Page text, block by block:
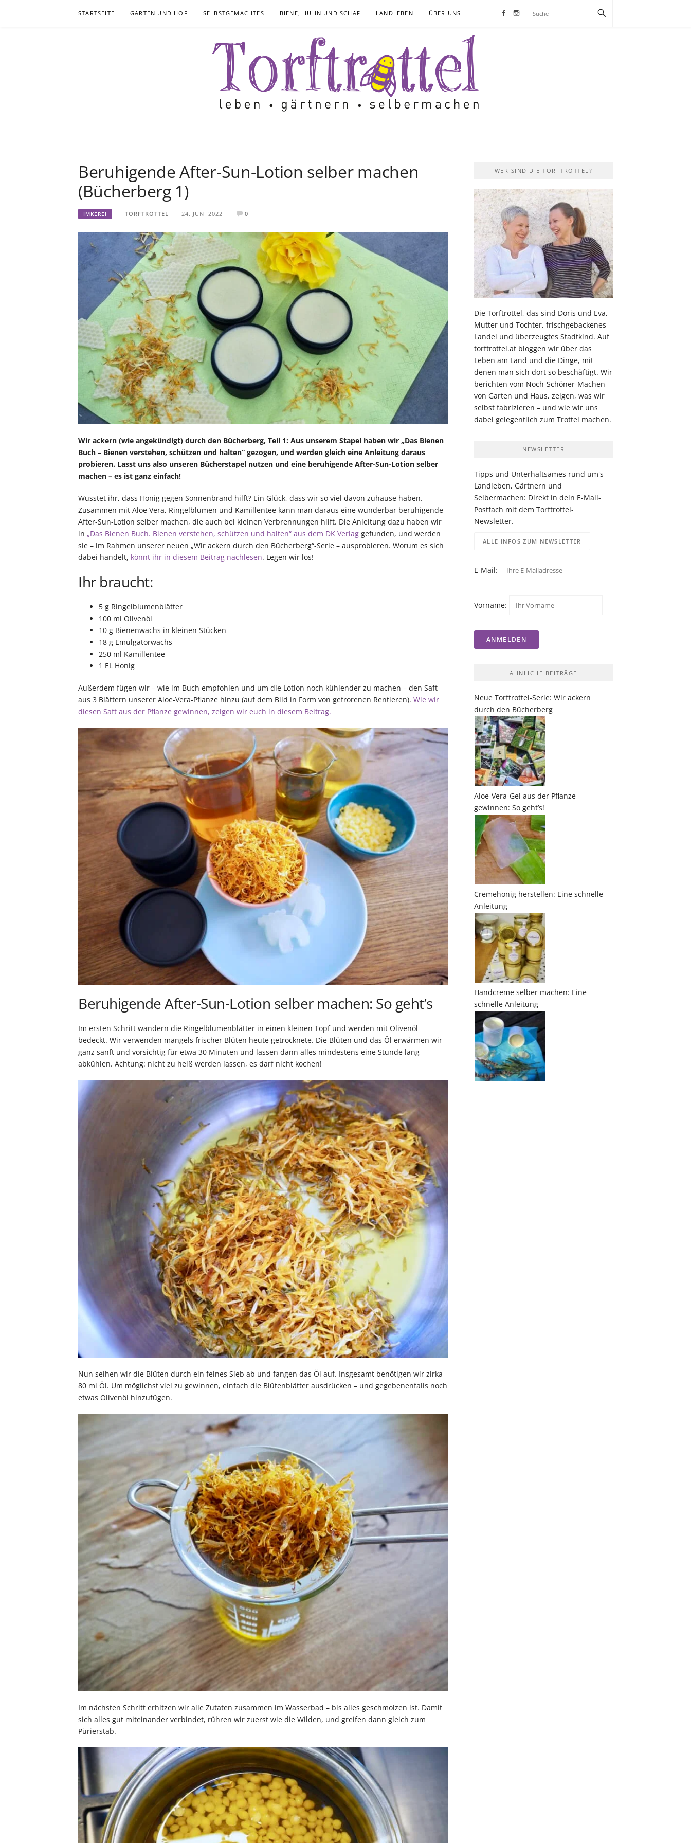
STARTSEITE GARTEN UND HOF SELBSTGEMACHTES BIENE, HUHN UND SCHAF LANDLEBEN ÜBER UNS Facebook
Instagram
Beruhigende After-Sun-Lotion selber machen
(Bücherberg 1)
IMKEREI TORFTROTTEL 24. JUNI 2022 0
Wir ackern (wie angekündigt) durch den Bücherberg, Teil 1: Aus unserem Stapel haben wir „Das Bienen
Buch – Bienen verstehen, schützen und halten“ gezogen, und werden gleich eine Anleitung daraus
probieren. Lasst uns also unseren Bücherstapel nutzen und eine beruhigende After-Sun-Lotion selber
machen – es ist ganz einfach!
Wusstet ihr, dass Honig gegen Sonnenbrand hilft? Ein Glück, dass wir so viel davon zuhause haben.
Zusammen mit Aloe Vera, Ringelblumen und Kamillentee kann man daraus eine wunderbar beruhigende
After-Sun-Lotion selber machen, die auch bei kleinen Verbrennungen hilft. Die Anleitung dazu haben wir
in „Das Bienen Buch. Bienen verstehen, schützen und halten“ aus dem DK Verlag gefunden, und werden
sie – im Rahmen unserer neuen „Wir ackern durch den Bücherberg“-Serie – ausprobieren. Worum es sich
dabei handelt, könnt ihr in diesem Beitrag nachlesen. Legen wir los!
Ihr braucht:
5 g Ringelblumenblätter
100 ml Olivenöl
10 g Bienenwachs in kleinen Stücken
18 g Emulgatorwachs
250 ml Kamillentee
1 EL Honig
Außerdem fügen wir – wie im Buch empfohlen und um die Lotion noch kühlender zu machen – den Saft
aus 3 Blättern unserer Aloe-Vera-Pflanze hinzu (auf dem Bild in Form von gefrorenen Rentieren). Wie wir
diesen Saft aus der Pflanze gewinnen, zeigen wir euch in diesem Beitrag.
Beruhigende After-Sun-Lotion selber machen: So geht’s
Im ersten Schritt wandern die Ringelblumenblätter in einen kleinen Topf und werden mit Olivenöl
bedeckt. Wir verwenden mangels frischer Blüten heute getrocknete. Die Blüten und das Öl erwärmen wir
ganz sanft und vorsichtig für etwa 30 Minuten und lassen dann alles mindestens eine Stunde lang
abkühlen. Achtung: nicht zu heiß werden lassen, es darf nicht kochen!
Nun seihen wir die Blüten durch ein feines Sieb ab und fangen das Öl auf. Insgesamt benötigen wir zirka
80 ml Öl. Um möglichst viel zu gewinnen, einfach die Blütenblätter ausdrücken – und gegebenenfalls noch
etwas Olivenöl hinzufügen.
Im nächsten Schritt erhitzen wir alle Zutaten zusammen im Wasserbad – bis alles geschmolzen ist. Damit
sich alles gut miteinander verbindet, rühren wir zuerst wie die Wilden, und greifen dann gleich zum
Pürierstab.
WER SIND DIE TORFTROTTEL?
Die Torftrottel, das sind Doris und Eva,
Mutter und Tochter, frischgebackenes
Landei und überzeugtes Stadtkind. Auf
torftrottel.at bloggen wir über das
Leben am Land und die Dinge, mit
denen man sich dort so beschäftigt. Wir
berichten vom Noch-Schöner-Machen
von Garten und Haus, zeigen, was wir
selbst fabrizieren – und wie wir uns
dabei gelegentlich zum Trottel machen.
NEWSLETTER
Tipps und Unterhaltsames rund um's
Landleben, Gärtnern und
Selbermachen: Direkt in dein E-Mail-
Postfach mit dem Torftrottel-
Newsletter.
ALLE INFOS ZUM NEWSLETTER
E-Mail:
Vorname:
ÄHNLICHE BEITRÄGE
Neue Torftrottel-Serie: Wir ackern
durch den Bücherberg
Aloe-Vera-Gel aus der Pflanze
gewinnen: So geht’s!
Cremehonig herstellen: Eine schnelle
Anleitung
Handcreme selber machen: Eine
schnelle Anleitung